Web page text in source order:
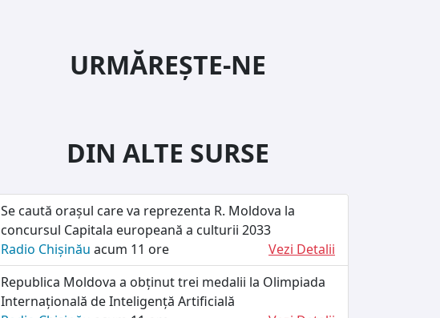
URMĂREȘTE-NE
DIN ALTE SURSE
Se caută orașul care va reprezenta R. Moldova la
concursul Capitala europeană a culturii 2033
Radio Chișinău acum 11 ore
Vezi Detalii
Republica Moldova a obținut trei medalii la Olimpiada
Internațională de Inteligență Artificială